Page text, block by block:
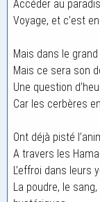
Accéder au
Voyage, et c’est
Mais dans le
Mais ce sera son
Une question
Car les cerbères
Ont déjà pisté
A travers les
L’effroi dans leurs
La poudre, le